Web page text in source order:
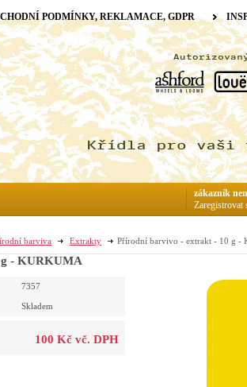
barviva Extrakty Přírodní barvivo - extrakt - 10 g -
- KURKUMA
7357
Skladem
100 Kč vč. DPH
PODMÍNKY, REKLAMACE, GDPR
zákazník
Zaregistrovat